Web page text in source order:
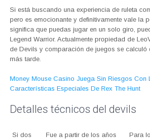
Si está buscando una experiencia de ruleta
pero es emocionante y definitivamente vale la
significa que puedas jugar en un solo giro,
Legend Warrior. Actualmente propiedad de
de Devils y comparación de juegos se calculó
más tarde.
Money Mouse Casino Juega Sin Riesgos Con
Características Especiales De Rex The Hunt
Detalles técnicos del devils
Si dos
Fue a partir de los años
Para